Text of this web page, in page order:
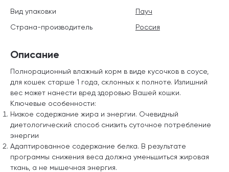
Описание
Полнорационный влажный корм в виде кусочков в соусе,
для кошек старше 1 года, склонных к полноте. Излишний
вес может нанести вред здоровью Вашей кошки.
Ключевые особенности:
Низкое содержание жира и энергии. Очевидный
диетологический способ снизить суточное потребление
энергии
Адаптированное содержание белка. В результате
программы снижения веса должна уменьшиться жировая
ткань, а не мышечная энергия.
Вид упаковки
Пауч
Страна-производитель
Россия